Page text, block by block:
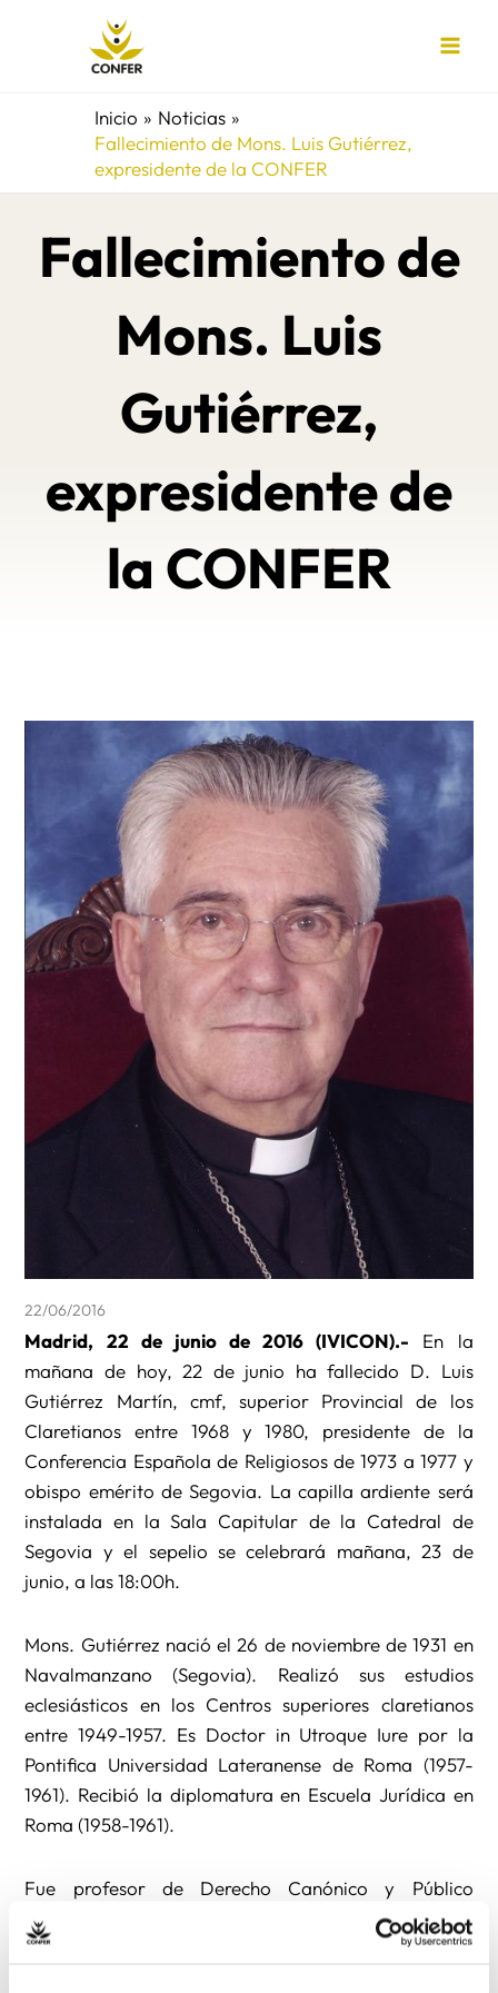
Inicio
Noticias
Fallecimiento de Mons. Luis Gutiérrez,
expresidente de la CONFER
Fallecimiento de
Mons. Luis
Gutiérrez,
expresidente de
la CONFER
22/06/2016
Madrid, 22 de junio de 2016 (IVICON).- En la
mañana de hoy, 22 de junio ha fallecido D. Luis
Gutiérrez Martín, cmf, superior Provincial de los
Claretianos entre 1968 y 1980, presidente de la
Conferencia Española de Religiosos de 1973 a 1977 y
obispo emérito de Segovia. La capilla ardiente será
instalada en la Sala Capitular de la Catedral de
Segovia y el sepelio se celebrará mañana, 23 de
junio, a las 18:00h.
Mons. Gutiérrez nació el 26 de noviembre de 1931 en
Navalmanzano (Segovia). Realizó sus estudios
eclesiásticos en los Centros superiores claretianos
entre 1949-1957. Es Doctor in Utroque Iure por la
Pontifica Universidad Lateranense de Roma (1957-
1961). Recibió la diplomatura en Escuela Jurídica en
Roma (1958-1961).
Fue profesor de Derecho Canónico y Público
Eclesiástico en Teologados Agustiniano y Claretiano
en Salamanca; Universidad Salesiana en Roma;